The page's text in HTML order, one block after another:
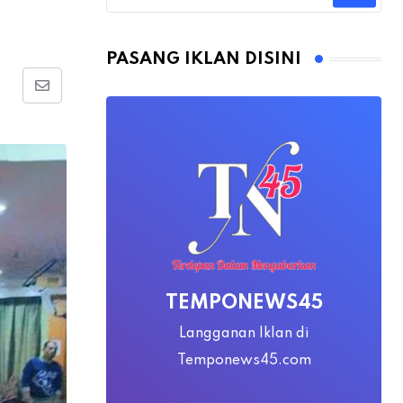
Share
Email
PASANG IKLAN DISINI
TEMPONEWS45
Langganan Iklan di
Temponews45.com